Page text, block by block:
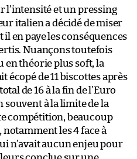
l’intensité et un pressing
italien a décidé de miser
en paye les conséquences
Nuançons toutefois
en théorie plus soft, la
écopé de 11 biscottes après
de 16 à la fin de l’Euro
souvent à la limite de la
compétition, beaucoup
les 4 face à
n’avait aucun enjeu pour